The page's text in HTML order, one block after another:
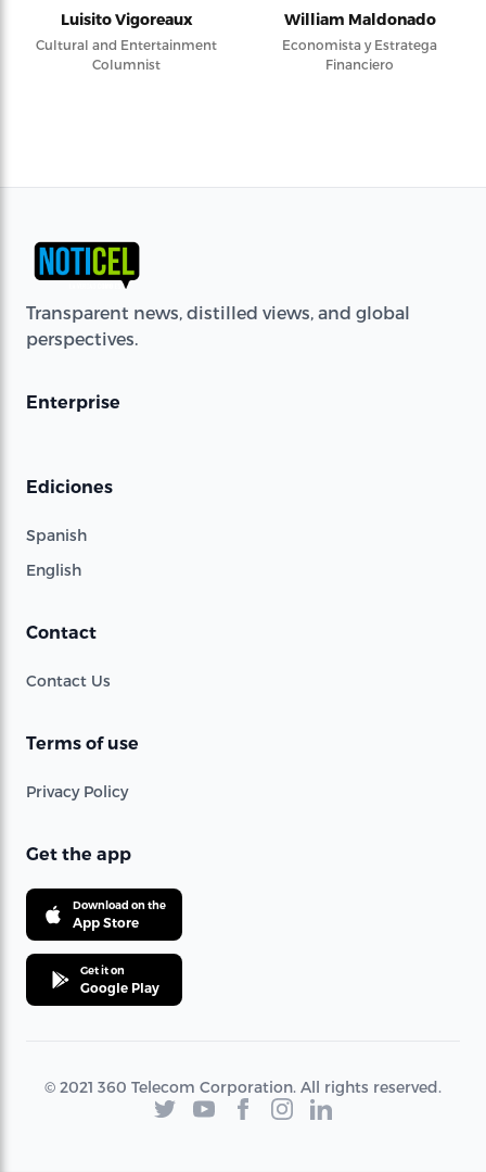
Luisito Vigoreaux
Cultural and Entertainment
Columnist
William Maldonado
Economista y Estratega
Financiero
Transparent news, distilled views, and global
perspectives.
Enterprise
Ediciones
Spanish
English
Contact
Contact Us
Terms of use
Privacy Policy
Get the app
Download on the
App Store
Get it on
Google Play
© 2021 360 Telecom Corporation. All rights reserved.